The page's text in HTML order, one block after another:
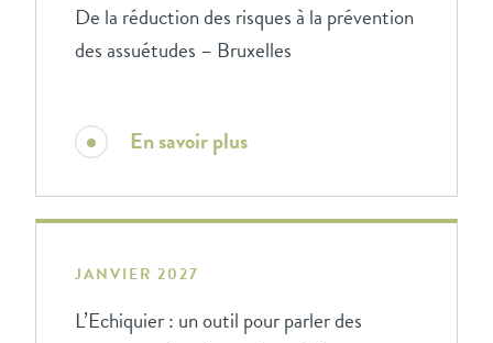
De la réduction des risques à la prévention
des assuétudes – Bruxelles
En savoir plus
JANVIER 2027
L’Echiquier : un outil pour parler des